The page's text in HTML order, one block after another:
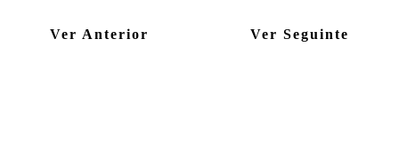
Ver Anterior Ver Seguinte